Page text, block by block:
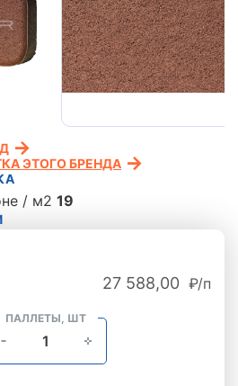
/ м2 19
ЭТОГО БРЕНДА
27 588,00 ₽/п
ПАЛЛЕТЫ, ШТ